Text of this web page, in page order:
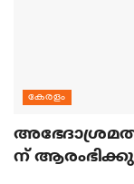
കേരളം
ന്